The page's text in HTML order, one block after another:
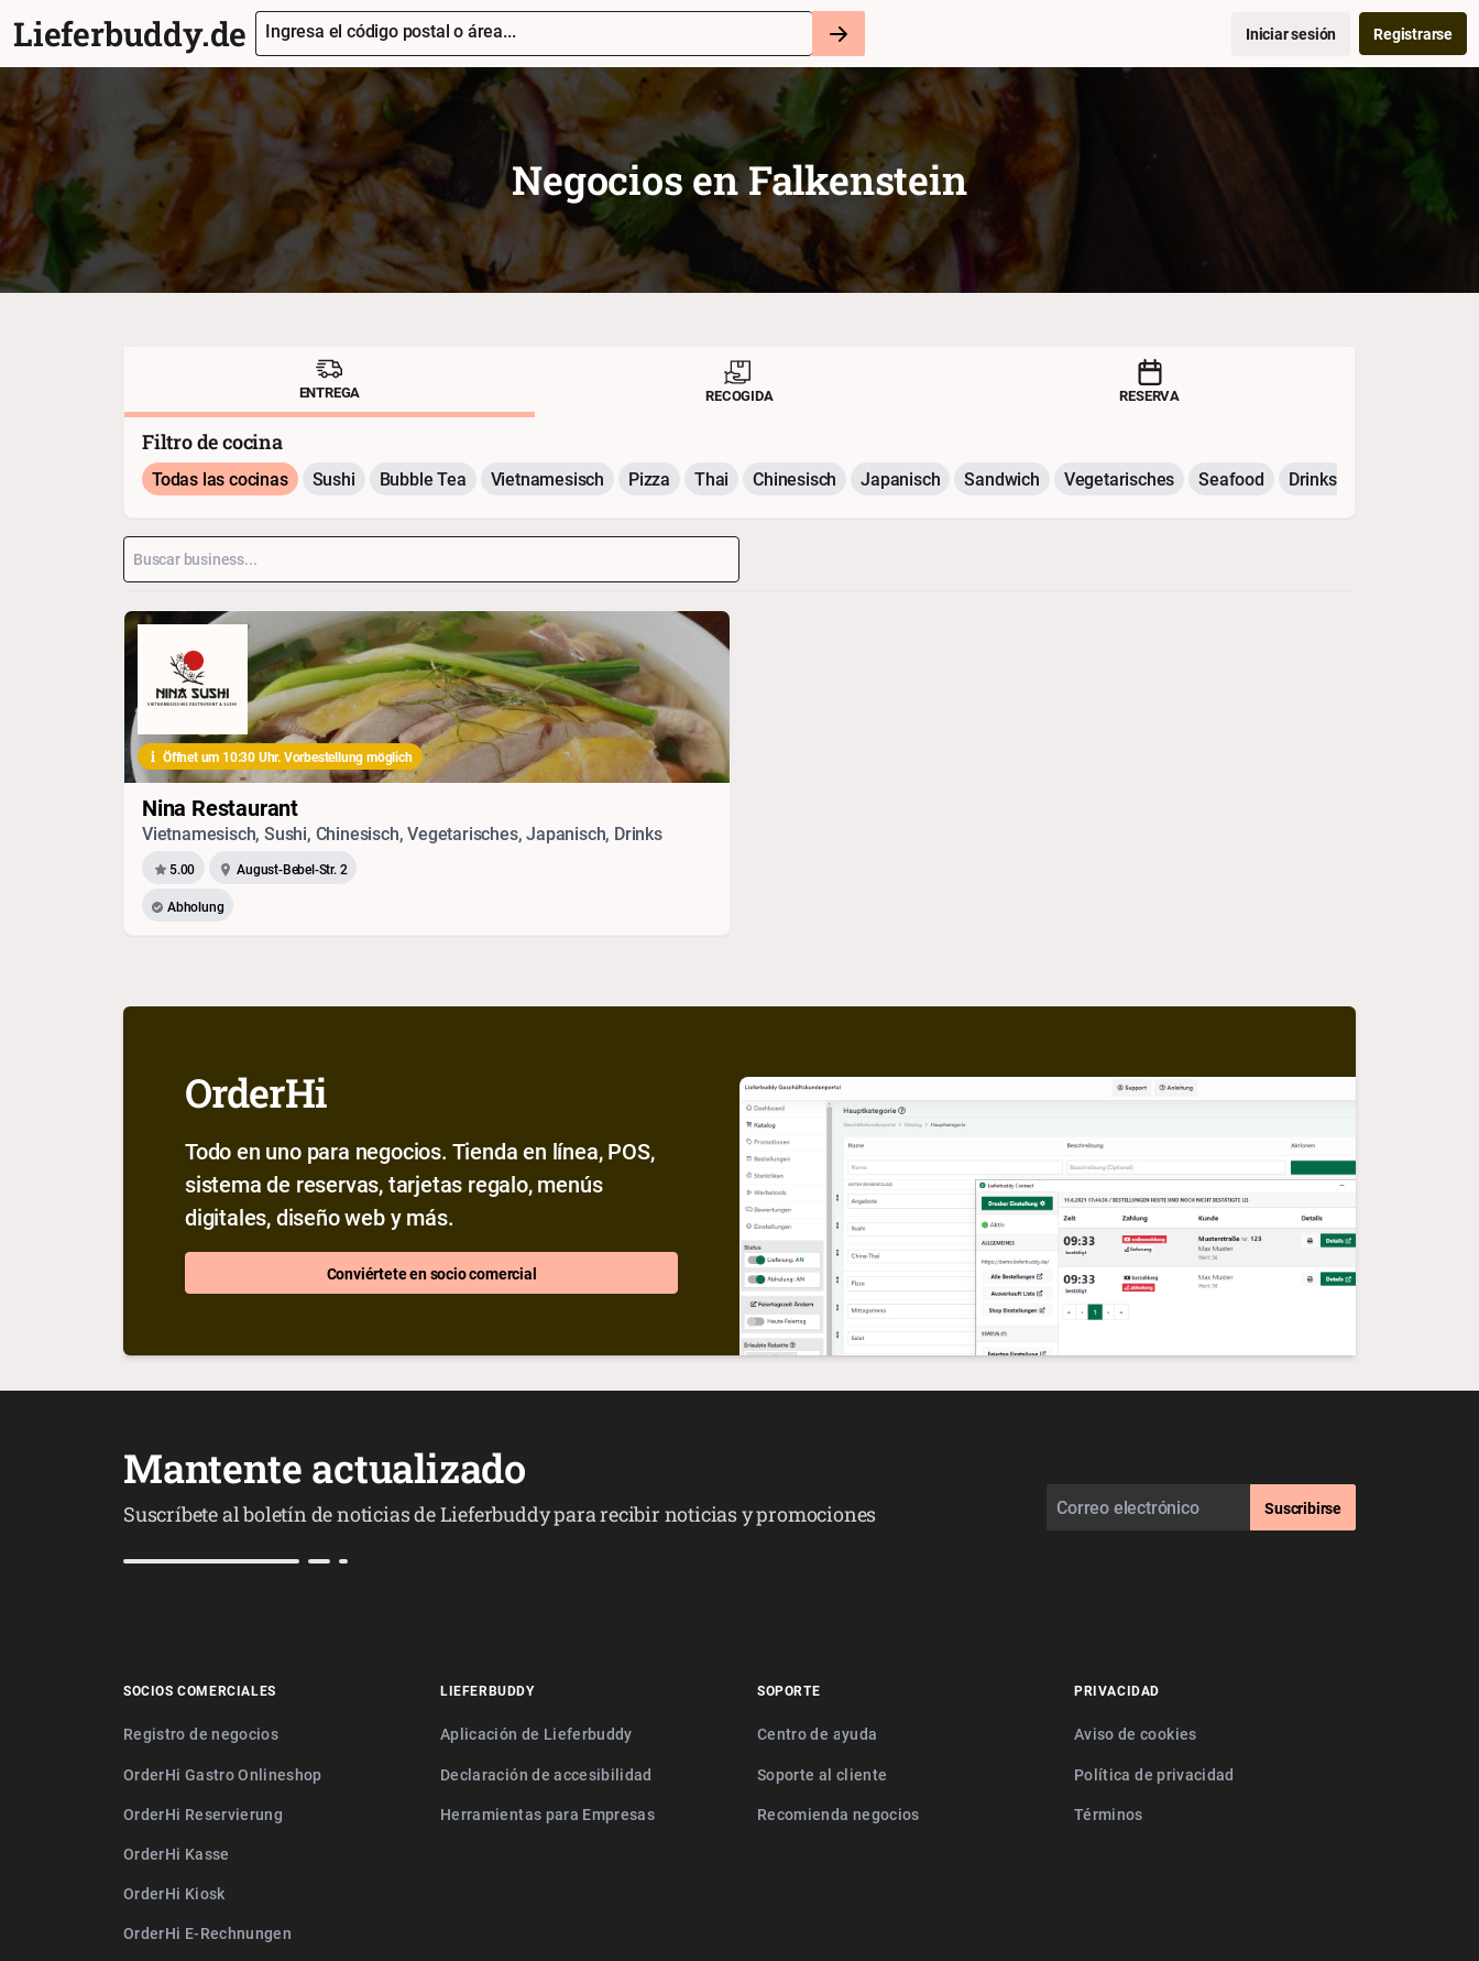
Lieferbuddy.de Ingresa el código postal o área... Iniciar sesión Registrarse
Negocios enFalkenstein
ENTREGA RECOGIDA RESERVA
Filtro de cocina
Todas las cocinas Sushi Bubble Tea Vietnamesisch Pizza Thai Chinesisch Japanisch Sandwich Vegetarisches Seafood Drinks
Öffnet um 10:30 Uhr. Vorbestellung möglich
Nina Restaurant
Vietnamesisch, Sushi, Chinesisch, Vegetarisches, Japanisch, Drinks
5.00 August-Bebel-Str. 2
Abholung
OrderHi
Todo en uno para negocios. Tienda en línea, POS,
sistema de reservas, tarjetas regalo, menús
digitales, diseño web y más.
Conviértete en socio comercial
Mantente actualizado
Suscríbete al boletín de noticias de Lieferbuddy para recibir noticias y promociones Suscribirse
SOCIOS COMERCIALES
Registro de negocios
OrderHi Gastro Onlineshop
OrderHi Reservierung
OrderHi Kasse
OrderHi Kiosk
OrderHi E-Rechnungen
LIEFERBUDDY
Aplicación de Lieferbuddy
Declaración de accesibilidad
Herramientas para Empresas
SOPORTE
Centro de ayuda
Soporte al cliente
Recomienda negocios
PRIVACIDAD
Aviso de cookies
Política de privacidad
Términos